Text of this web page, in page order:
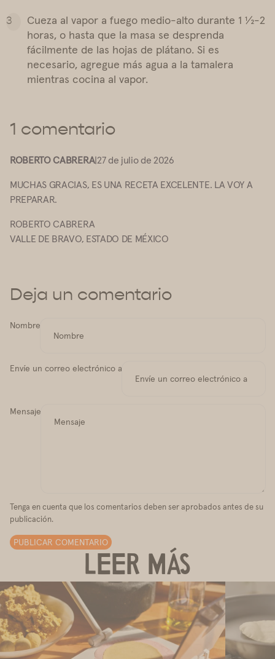
Cueza al vapor a fuego medio-alto durante 1 ½-2
horas, o hasta que la masa se desprenda
fácilmente de las hojas de plátano. Si es
necesario, agregue más agua a la tamalera
mientras cocina al vapor.
1 comentario
ROBERTO CABRERA|27 de julio de 2026
MUCHAS GRACIAS, ES UNA RECETA EXCELENTE. LA VOY A
PREPARAR.
ROBERTO CABRERA
VALLE DE BRAVO, ESTADO DE MÉXICO
Deja un comentario
Nombre
Envíe un correo electrónico a
Mensaje
Tenga en cuenta que los comentarios deben ser aprobados antes de su
publicación.
PUBLICAR COMENTARIO
LEER MÁS